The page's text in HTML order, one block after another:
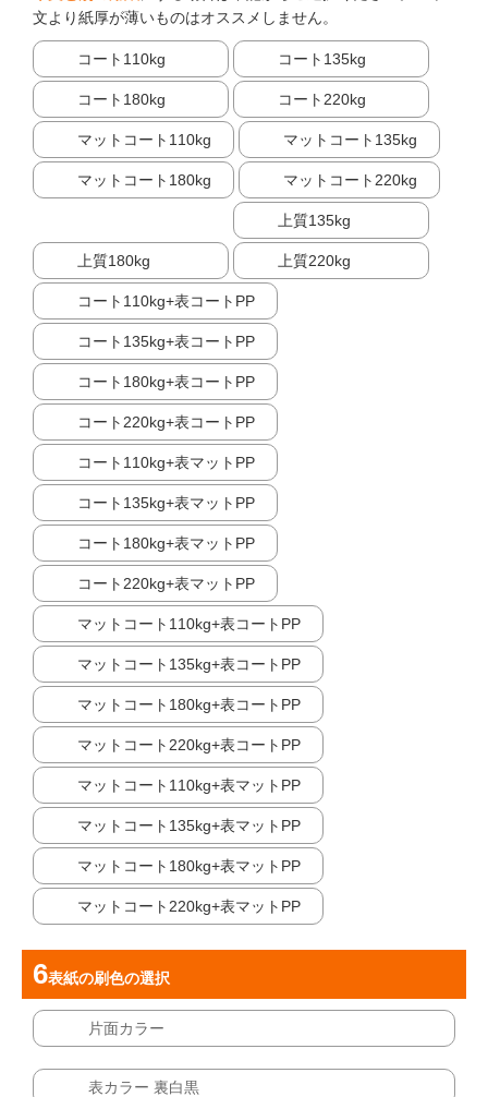
文より紙厚が薄いものはオススメしません。
コート110kg コート135kg
コート180kg コート220kg
マットコート110kg マットコート135kg
マットコート180kg マットコート220kg
上質135kg
上質180kg 上質220kg
コート110kg+表コートPP
コート135kg+表コートPP
コート180kg+表コートPP
コート220kg+表コートPP
コート110kg+表マットPP
コート135kg+表マットPP
コート180kg+表マットPP
コート220kg+表マットPP
マットコート110kg+表コートPP
マットコート135kg+表コートPP
マットコート180kg+表コートPP
マットコート220kg+表コートPP
マットコート110kg+表マットPP
マットコート135kg+表マットPP
マットコート180kg+表マットPP
マットコート220kg+表マットPP
表紙の刷色の選択
片面カラー
表カラー 裏白黒